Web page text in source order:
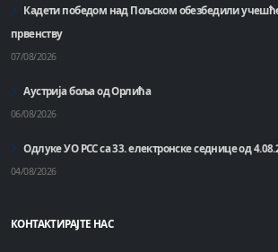
Кадети победом над Пољском обезбедили
првенству
07/08/2026
Аустрија боља од Орлића
06/08/2026
Одлуке УО РСС са 33. електронске седнице од
04/08/2026
КОНТАКТИРАЈТЕ НАС